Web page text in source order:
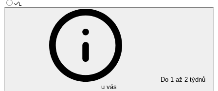
L
Do 1 až 2 týdnů
u vás